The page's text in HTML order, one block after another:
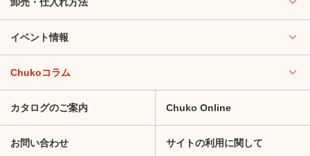
卸売・仕入れ方法
イベント情報
Chukoコラム
カタログのご案内 Chuko Online
お問い合わせ サイトの利用に関して